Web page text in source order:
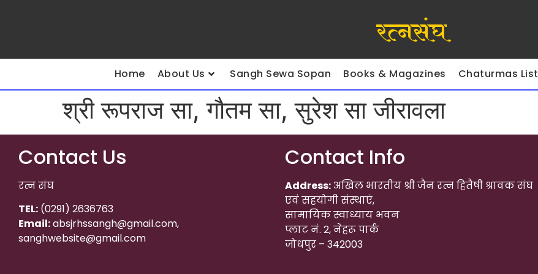
रत्नसंघ
Home About Us Sangh Sewa Sopan Books & Magazines Chaturmas List
श्री रूपराज सा, गौतम सा, सुरेश सा जीरावला
Contact Us
रत्न संघ
TEL: (0291) 2636763
Email:absjrhssangh@gmail.com,
sanghwebsite@gmail.com
Contact Info
Address:अखिल भारतीय श्री जैन रत्न हितैषी श्रावक संघ
एवं सहयोगी संस्थाएं,
सामायिक स्वाध्याय भवन
प्लाट नं. 2, नेहरू पार्क
जोधपुर – 342003